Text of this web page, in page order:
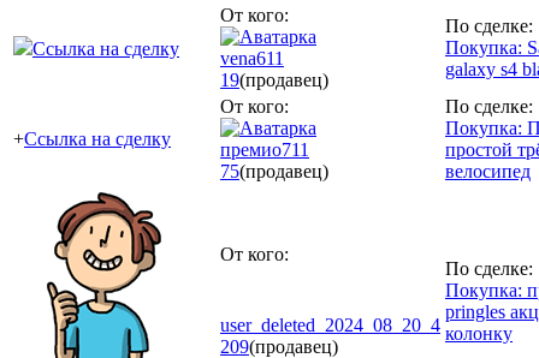
Ссылка на сделку
От кого:
vena611
19(продавец)
По сделке:
Покупка:
galaxy s4
+Ссылка на сделку
От кого:
премио711
75(продавец)
По сделке:
Покупка:
простой
велосипед
От кого:
user_deleted_2024_08_20_4
209(продавец)
По сделке:
Покупка:
pringles
колонку